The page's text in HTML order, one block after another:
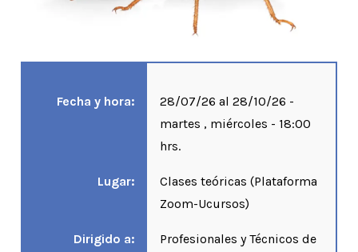
Fecha y hora:
28/07/26 al 28/10/26 -
martes , miércoles - 18:00
hrs.
Lugar:
Clases teóricas (Plataforma
Zoom-Ucursos)
Dirigido a:
Profesionales y Técnicos de